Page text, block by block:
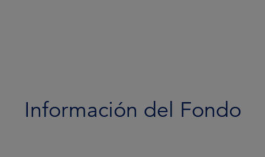
Documentos
Información del Fondo